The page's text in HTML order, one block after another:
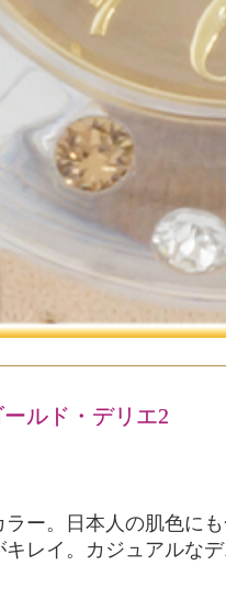
ルド・デリエ2
ー。日本人の肌色に
レイ。カジュアルな